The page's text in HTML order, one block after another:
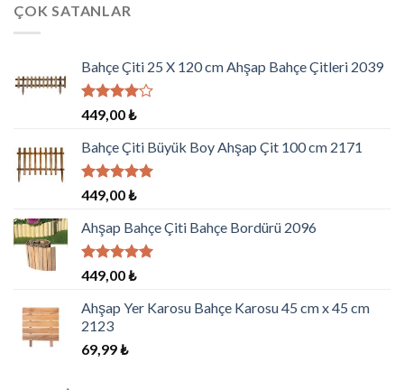
ÇOK SATANLAR
Bahçe Çiti 25 X 120 cm Ahşap Bahçe Çitleri 2039
5
üzerinden
4.00
oy
aldı
449,00₺
Bahçe Çiti Büyük Boy Ahşap Çit 100 cm 2171
5 üzerinden
5.00oy
aldı
449,00₺
Ahşap Bahçe Çiti Bahçe Bordürü 2096
5 üzerinden
5.00oy
aldı
449,00₺
Ahşap Yer Karosu Bahçe Karosu 45 cm x 45 cm
2123
69,99₺